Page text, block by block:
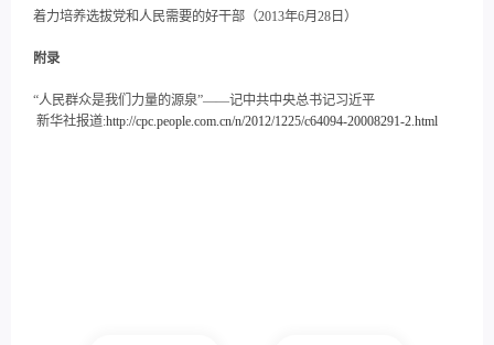
着力培养选拔党和人民需要的好干部（2013年6月28日）
附录
“人民群众是我们力量的源泉”——记中共中央总书记习近平
新华社报道:http://cpc.people.com.cn/n/2012/1225/c64094-20008291-2.html